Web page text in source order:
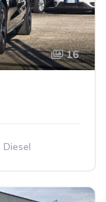
16
Diesel